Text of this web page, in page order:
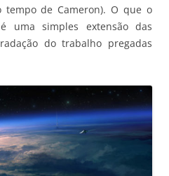
tempo de Cameron). O que o
uma simples extensão das
do trabalho pregadas